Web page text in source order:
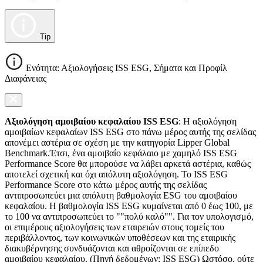
Tip
Ενότητα: Αξιολογήσεις ISS ESG, Σήματα και Προφίλ
Διαφάνειας
Αξιολόγηση αμοιβαίου κεφαλαίου ISS ESG: Η αξιολόγηση
αμοιβαίων κεφαλαίων ISS ESG στο πάνω μέρος αυτής της σελίδας
απονέμει αστέρια σε σχέση με την κατηγορία Lipper Global
Benchmark.Έτσι, ένα αμοιβαίο κεφάλαιο με χαμηλό ISS ESG
Performance Score θα μπορούσε να λάβει αρκετά αστέρια, καθώς
αποτελεί σχετική και όχι απόλυτη αξιολόγηση. Το ISS ESG
Performance Score στο κάτω μέρος αυτής της σελίδας
αντιπροσωπεύει μια απόλυτη βαθμολογία ESG του αμοιβαίου
κεφαλαίου. Η βαθμολογία ISS ESG κυμαίνεται από 0 έως 100, με
το 100 να αντιπροσωπεύει το ""πολύ καλό"". Για τον υπολογισμό,
οι επιμέρους αξιολογήσεις των εταιρειών στους τομείς του
περιβάλλοντος, των κοινωνικών υποθέσεων και της εταιρικής
διακυβέρνησης συνδυάζονται και αθροίζονται σε επίπεδο
αμοιβαίου κεφαλαίου. (Πηγή δεδομένων: ISS ESG) Ωστόσο, ούτε